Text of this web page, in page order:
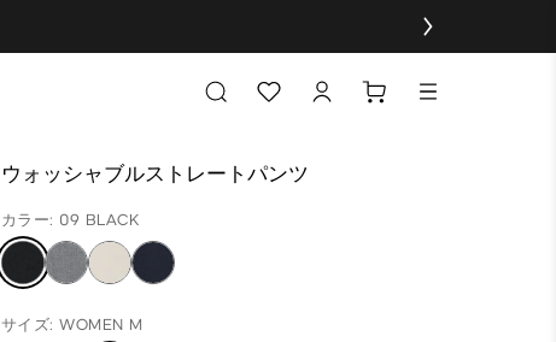
ウォッシャブルストレートパンツ
カラー: 09 BLACK
サイズ: WOMEN M